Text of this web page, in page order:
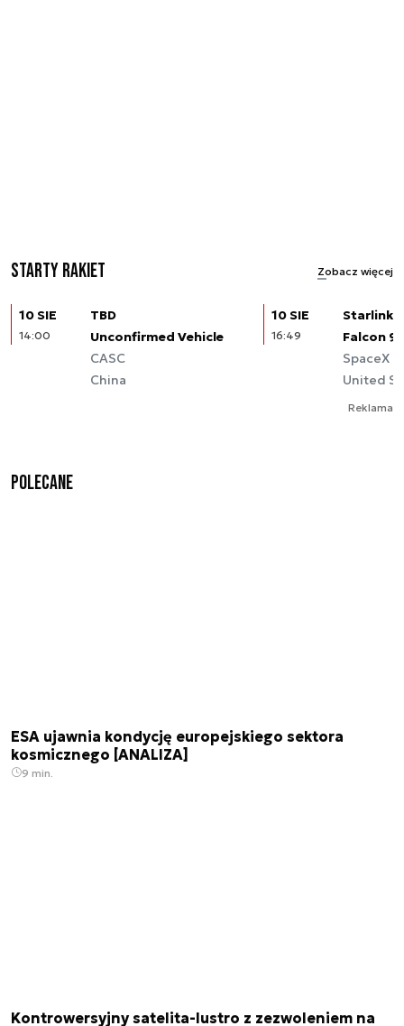
Starty rakiet Zobacz więcej
10 SIE
14:00
TBD
Unconfirmed Vehicle
CASC
China
10 SIE
16:49
Starlink
Falcon 9
SpaceX
United
Reklama
Polecane
ESA ujawnia kondycję europejskiego sektora
kosmicznego [ANALIZA]
9 min.
Kontrowersyjny satelita-lustro z zezwoleniem na